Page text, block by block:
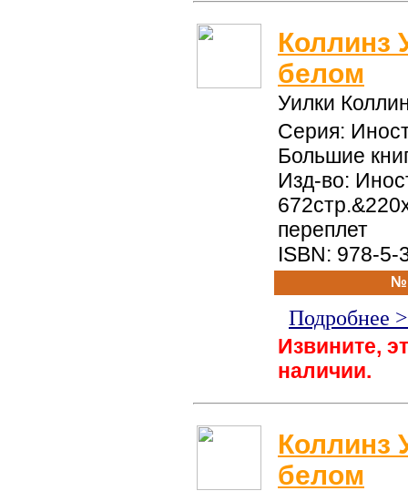
Коллинз
белом
Уилки
Серия:
Большие
Изд-во:
переплет
ISBN: 978-5-
Подробнее
Извините,
наличии.
Коллинз
белом